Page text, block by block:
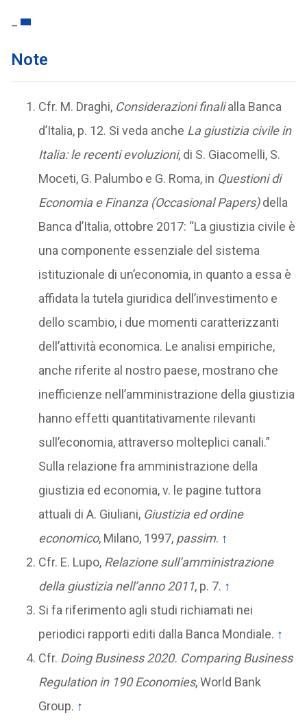
Note
Cfr. M. Draghi, Considerazioni finalialla Banca
d’Italia, p. 12. Si veda anche La giustizia civile in
Italia: le recenti evoluzioni, di S. Giacomelli, S.
Moceti, G. Palumbo e G. Roma, in Questioni di
Economia e Finanza (Occasional Papers)della
Banca d’Italia, ottobre 2017: “La giustizia civile è
una componente essenziale del sistema
istituzionale di un’economia, in quanto a essa è
affidata la tutela giuridica dell’investimento e
dello scambio, i due momenti caratterizzanti
dell’attività economica. Le analisi empiriche,
anche riferite al nostro paese, mostrano che
inefficienze nell’amministrazione della giustizia
hanno effetti quantitativamente rilevanti
sull’economia, attraverso molteplici canali.”
Sulla relazione fra amministrazione della
giustizia ed economia, v. le pagine tuttora
attuali di A. Giuliani, Giustizia ed ordine
economico, Milano, 1997, passim. ↑
Cfr. E. Lupo, Relazione sull’amministrazione
della giustizia nell’anno 2011, p. 7. ↑
Si fa riferimento agli studi richiamati nei
periodici rapporti editi dalla Banca Mondiale. ↑
Cfr. Doing Business 2020. Comparing Business
Regulation in 190 Economies, World Bank
Group. ↑